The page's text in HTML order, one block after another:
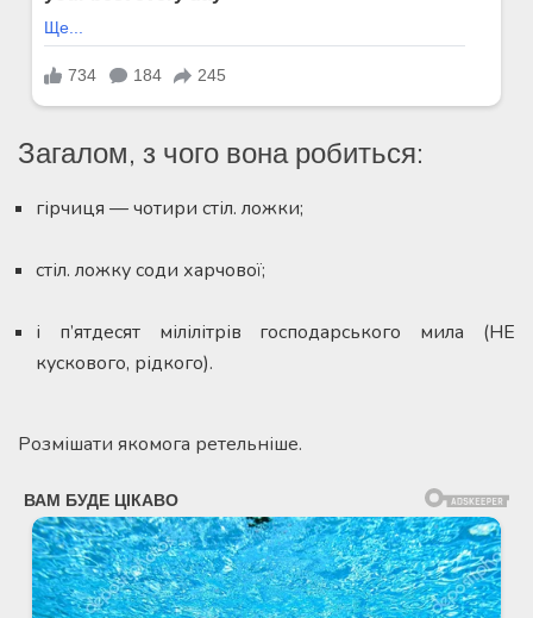
Загалом, з чого вона робиться:
гірчиця — чотири стіл. ложки;
стіл. ложку соди харчової;
і п’ятдесят мілілітрів господарського мила (НЕ
кускового, рідкого).
Розмішати якомога ретельніше.